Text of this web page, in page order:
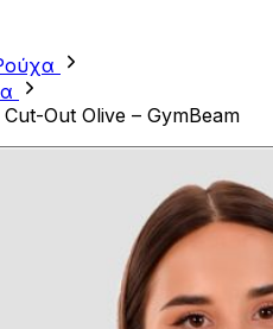
Out Olive – GymBeam